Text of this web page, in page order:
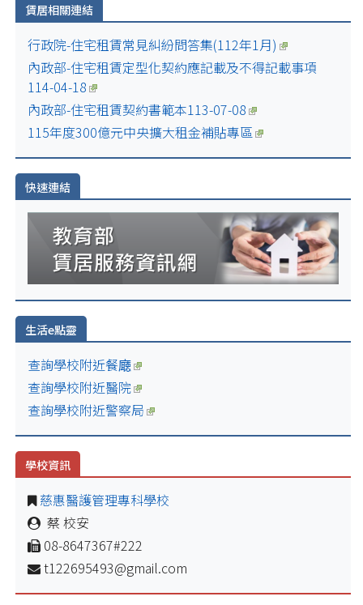
賃居相關連結
行政院-住宅租賃常見糾紛問答集(112年1月)
內政部-住宅租賃定型化契約應記載及不得記載事項
114-04-18
內政部-住宅租賃契約書範本113-07-08
115年度300億元中央擴大租金補貼專區
快速連結
生活e點靈
查詢學校附近餐廰
查詢學校附近醫院
查詢學校附近警察局
學校資訊
慈惠醫護管理專科學校
蔡 校安
08-8647367#222
t122695493@gmail.com